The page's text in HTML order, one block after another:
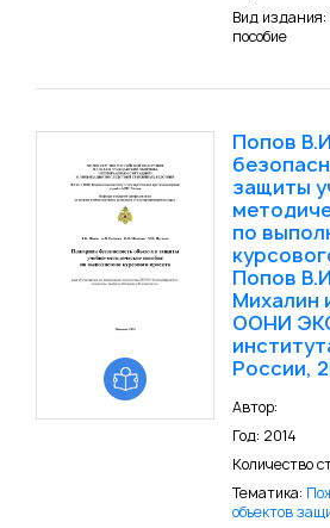
Вид
пособие
Попов
защиты
по
Попов
Михалин
ООНИ
России,
Автор:
Год: 2014
Количество
Тематика:
объектов